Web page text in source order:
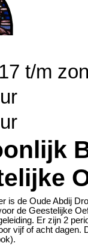
t/m
is de Oude Abdij
de Geestelijke
Er zijn 2
vijf of acht dagen.